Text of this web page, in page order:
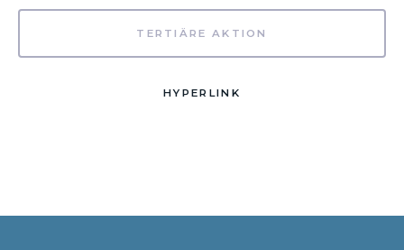
TERTIÄRE AKTION
HYPERLINK